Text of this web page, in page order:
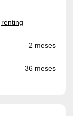
renting
2 meses
36 meses